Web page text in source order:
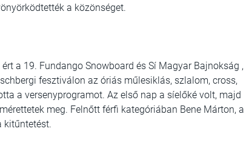
a közönséget.
a 19. Fundango Snowboard és Sí Magyar Bajnokság ,
fesztiválon az óriás műlesiklás, szlalom, cross,
a versenyprogramot. Az első nap a síelőké volt, majd
meg. Felnőtt férfi kategóriában Bene Márton, a
kitűntetést.